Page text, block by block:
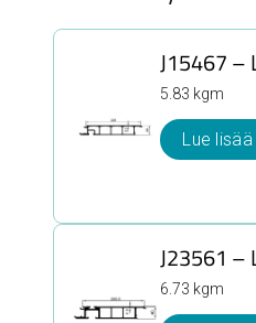
J15467 –
5.83 kgm
Lue lisää
J23561 –
6.73 kgm